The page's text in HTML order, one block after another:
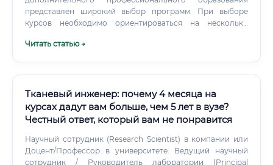
представлен широкий выбор программ. При выборе
курсов необходимо ориентироваться на несколько
Читать статью →
Тканевый инженер: почему 4 месяца на
курсах дадут вам больше, чем 5 лет в вузе?
Честный ответ, который вам не понравится
Научный сотрудник (Research Scientist) в компании или
Доцент/Профессор в университете. Ведущий научный
сотрудник / Руководитель лаборатории (Principal